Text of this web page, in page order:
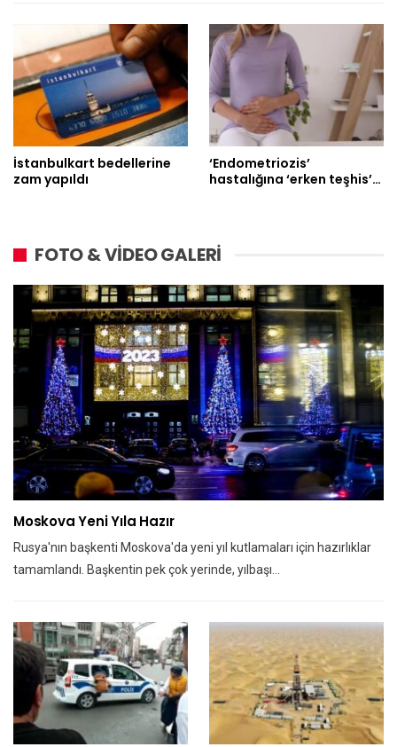
İstanbulkart bedellerine
zam yapıldı
‘Endometriozis’
hastalığına ‘erken teşhis’…
FOTO & VİDEO GALERİ
Moskova Yeni Yıla Hazır
Rusya'nın başkenti Moskova'da yeni yıl kutlamaları için hazırlıklar
tamamlandı. Başkentin pek çok yerinde, yılbaşı…